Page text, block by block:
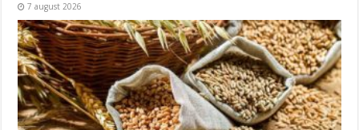
7 august 2026